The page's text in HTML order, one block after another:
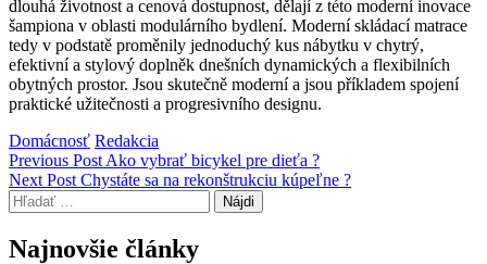
dlouhá životnost a cenová dostupnost, dělají z této moderní inovace
šampiona v oblasti modulárního bydlení. Moderní skládací matrace
tedy v podstatě proměnily jednoduchý kus nábytku v chytrý,
efektivní a stylový doplněk dnešních dynamických a flexibilních
obytných prostor. Jsou skutečně moderní a jsou příkladem spojení
praktické užitečnosti a progresivního designu.
Categories:
Domácnosť Author:
Redakcia
Navigácia
v
článku
Previous Post Ako vybrať bicykel pre dieťa ?
Next Post Chystáte sa na rekonštrukciu kúpeľne ?
Hľadať:
Najnovšie články